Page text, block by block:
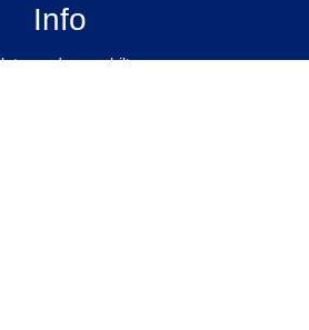
Info
na dnevne biltene